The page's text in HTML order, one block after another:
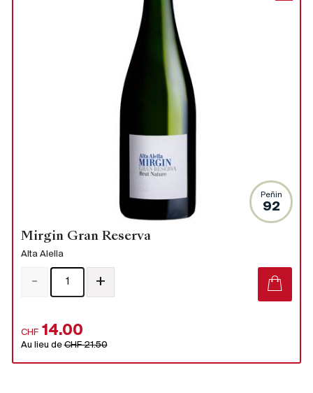
Peñin
92
Mirgin Gran Reserva
Alta Alella
CHF 14.00
Au lieu deCHF 21.50
- +